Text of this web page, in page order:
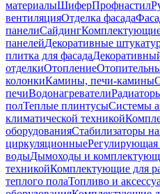
материалыШиферПрофнастил
вентиляцияОтделка фасада
панелиСайдинг
панелейДекоративные
плитка для фасада
отделкиОтопление
колонкиКамины, печи-камины
печиВодонагреватели
полТеплые плинтусыСистемы
климатической техникой
оборудованияСтабилизаторы
циркуляционныеРегулирующая
водыДымоходы и
техникойКомплектующие для
теплого полаТопливо и